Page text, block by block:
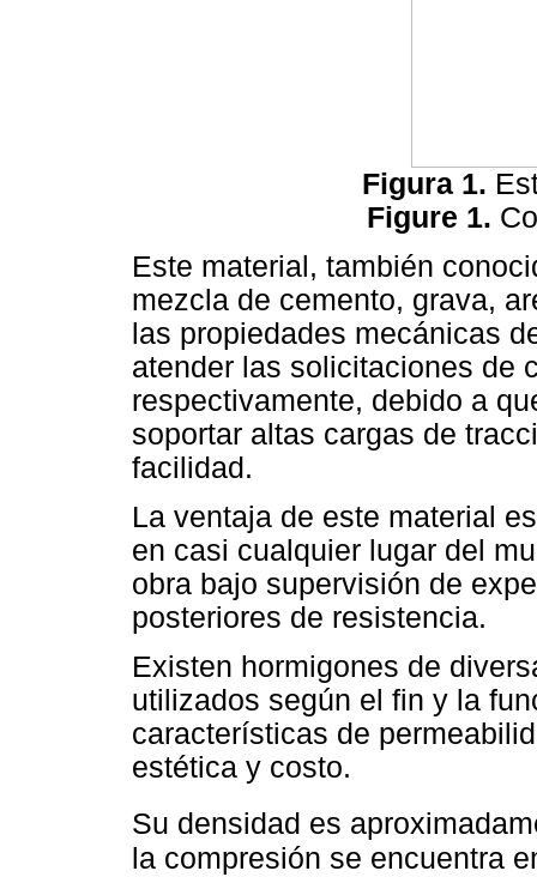
Figura 1.
Figure 1.
Este material, también
mezcla de cemento, grava,
las propiedades mecánicas
atender las solicitaciones de
respectivamente, debido a
soportar altas cargas de
facilidad.
La ventaja de este material
en casi cualquier lugar del
obra bajo supervisión de
posteriores de resistencia.
Existen hormigones de
utilizados según el fin y la
características de
estética y costo.
Su densidad es
la compresión se encuentra